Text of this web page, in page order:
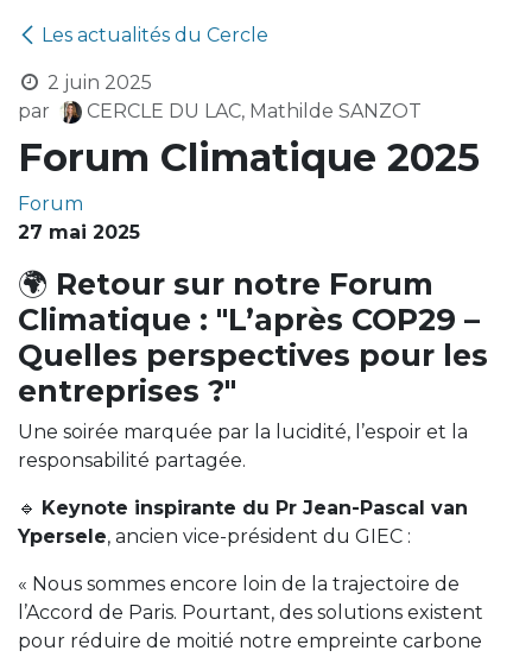
Les actualités du Cercle
2 juin 2025
par
CERCLE DU LAC, Mathilde SANZOT
Forum Climatique 2025
Forum
27 mai 2025
🌍 Retour sur notre Forum
Climatique : "L’après COP29 –
Quelles perspectives pour les
entreprises ?"
Une soirée marquée par la lucidité, l’espoir et la
responsabilité partagée.
🔹 Keynote inspirante du Pr Jean-Pascal van
Ypersele, ancien vice-président du GIEC :
« Nous sommes encore loin de la trajectoire de
l’Accord de Paris. Pourtant, des solutions existent
pour réduire de moitié notre empreinte carbone